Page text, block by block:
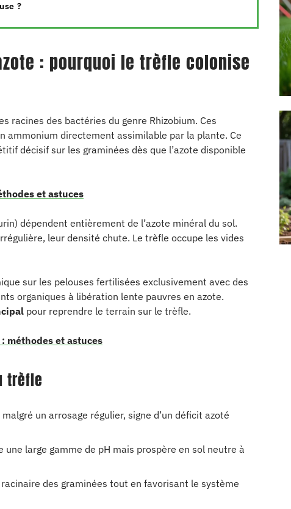
?
: pourquoi le trèfle colonise
racines des bactéries du genre Rhizobium. Ces
ammonium directement assimilable par la plante. Ce
décisif sur les graminées dès que l’azote disponible
et astuces
dépendent entièrement de l’azote minéral du sol.
leur densité chute. Le trèfle occupe les vides
sur les pelouses fertilisées exclusivement avec des
organiques à libération lente pauvres en azote.
pour reprendre le terrain sur le trèfle.
méthodes et astuces
trèfle
un arrosage régulier, signe d’un déficit azoté
large gamme de pH mais prospère en sol neutre à
des graminées tout en favorisant le système